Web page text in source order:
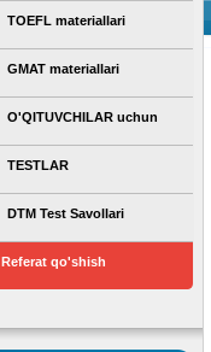
TOEFL materiallari
GMAT materiallari
O'QITUVCHILAR uchun
TESTLAR
DTM Test Savollari
Referat qo'shish